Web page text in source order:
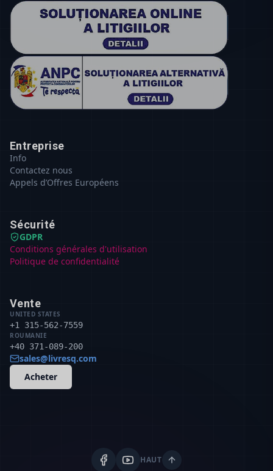
Entreprise
Info
Contactez nous
Appels d’Offres Européens
Sécurité
GDPR
Conditions générales d'utilisation
Politique de confidentialité
Vente
UNITED STATES
+1 315-562-7559
ROUMANIE
+40 371-089-200
sales@livresq.com
Acheter
HAUT